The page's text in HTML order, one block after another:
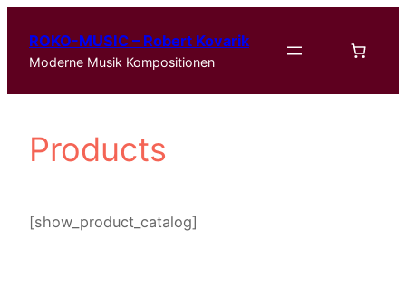
Inhalt
springen
ROKO-MUSIC – Robert Kovarik
Moderne Musik Kompositionen
Products
[show_product_catalog]